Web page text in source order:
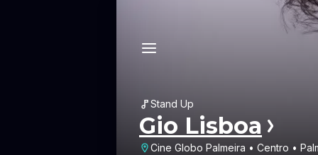
Stand Up
Gio Lisboa
Cine Globo Palmeira • Centro •